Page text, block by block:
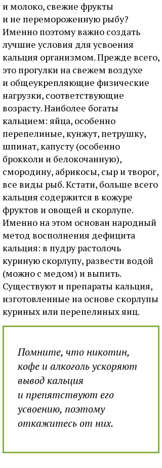
и молоко, свежие фрукты
и не перемороженную рыбу?
Именно поэтому важно создать
лучшие условия для усвоения
кальция организмом. Прежде всего,
это прогулки на свежем воздухе
и общеукрепляющие физические
нагрузки, соответствующие
возрасту. Наиболее богаты
кальцием: яйца, особенно
перепелиные, кунжут, петрушку,
шпинат, капусту (особенно
брокколи и белокочанную),
смородину, абрикосы, сыр и творог,
все виды рыб. Кстати, больше всего
кальция содержится в кожуре
фруктов и овощей и скорлупе.
Именно на этом основан народный
метод восполнения дефицита
кальция: в пудру растолочь
куриную скорлупу, развести водой
(можно с медом) и выпить.
Существуют и препараты кальция,
изготовленные на основе скорлупы
куриных или перепелиных яиц.
Помните, что никотин,
кофе и алкоголь ускоряют
вывод кальция
и препятствуют его
усвоению, поэтому
откажитесь от них.